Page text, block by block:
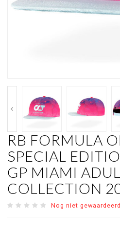
RB FORMULA
SPECIAL
GP MIAMI
COLLECTION
Nog niet gewaardeerd